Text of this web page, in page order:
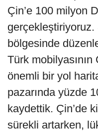
Çin’e 100 milyon
gerçekleştiriyoruz.
bölgesinde
Türk mobilyasının
önemli bir yol
pazarında yüzde
kaydettik. Çin’de
sürekli artarken,